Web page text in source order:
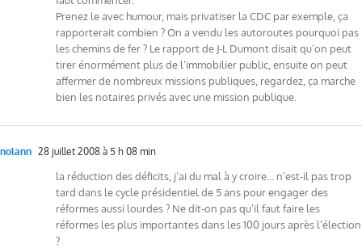
Prenez le avec humour, mais privatiser la CDC par exemple, ça
rapporterait combien ? On a vendu les autoroutes pourquoi pas
les chemins de fer ? Le rapport de J-L Dumont disait qu’on peut
tirer énormément plus de l’immobilier public, ensuite on peut
affermer de nombreux missions publiques, regardez, ça marche
bien les notaires privés avec une mission publique.
nolann 28 juillet 2008 à 5 h 08 min
la réduction des déficits, j’ai du mal à y croire… n’est-il pas trop
tard dans le cycle présidentiel de 5 ans pour engager des
réformes aussi lourdes ? Ne dit-on pas qu’il faut faire les
réformes les plus importantes dans les 100 jours après l’élection
?